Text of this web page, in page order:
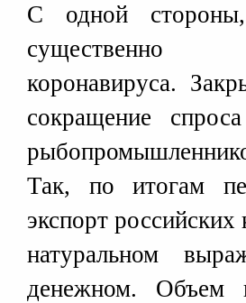
С одной стороны,
существенно
коронавируса.
сокращение
Так, по итогам
экспорт
натуральном
денежном. Объем